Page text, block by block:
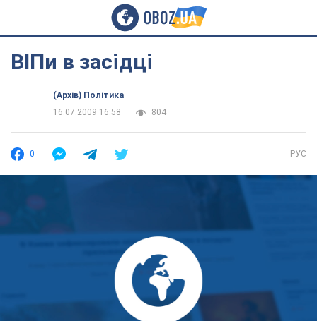
ВІПи в засідці
(Архів) Політика
16.07.2009 16:58
804
0 РУС